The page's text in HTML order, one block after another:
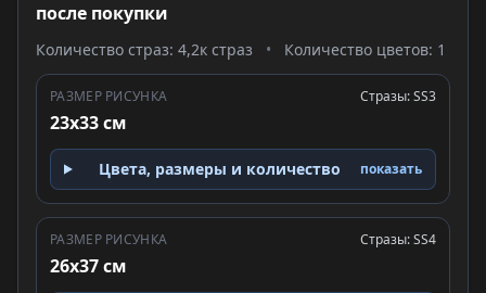
после покупки
Количество страз: 4,2к страз • Количество цветов: 1
РАЗМЕР РИСУНКА
23x33 см
Стразы: SS3
Цвета, размеры и количество показать
РАЗМЕР РИСУНКА
26x37 см
Стразы: SS4